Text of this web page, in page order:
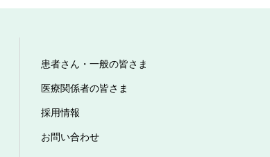
患者さん・一般の皆さま
医療関係者の皆さま
採用情報
お問い合わせ